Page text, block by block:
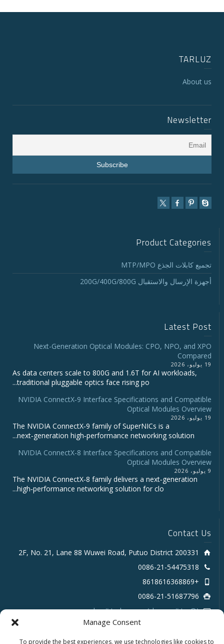
Manage Consent
To provide the best experiences, we use technologies like cookies to
TARLUZ
About us
Newsletter
Product Categories
تجميع كابلات الجذع MTP/MPO
أجهزة الإرسال والاستقبال 200G/400G/800G
Latest Post
Next-Generation Optical Modules: CPO, NPO, and XPO
Compared
19 يوليو، 2026
As data centers scale to 800G and 1.6T for AI workloads,
traditional pluggable optics face rising po...
NVIDIA ConnectX‑9 Interface Specifications and Compatible
Optical Modules Overview
19 يوليو، 2026
The NVIDIA ConnectX‑9 family of SuperNICs is a
next‑generation high‑performance networking solution...
NVIDIA ConnectX-8 Interface Specifications and Compatible
Optical Modules Overview
9 يوليو، 2026
The NVIDIA ConnectX‑8 family delivers a next‑generation
high‑performance networking solution for clo...
Contact Us
2F, No. 21, Lane 88 Wuwei Road, Putuo District 200331
0086-21-54475318
+8618616368869
0086-21-51687796
sales # tarluz.com (change # to @)